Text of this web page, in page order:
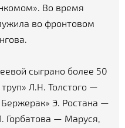
Во время
во фронтовом
сыграно более 50
Л.Н. Толстого —
Э. Ростана —
Горбатова — Маруся,